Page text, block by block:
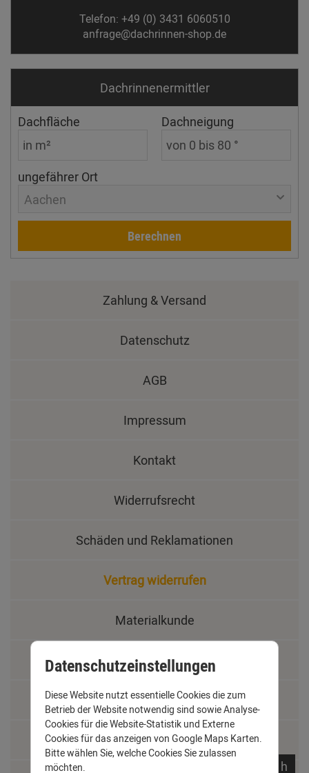
Telefon: +49 (0) 3431 6060510
anfrage@dachrinnen-shop.de
Dachrinnen­ermittler
Dachfläche Dachneigung
ungefährer Ort
Aachen
Berechnen
Zahlung & Versand
Datenschutz
AGB
Impressum
Kontakt
Widerrufsrecht
Schäden und Reklamationen
Vertrag widerrufen
Materialkunde
Fachbegriffe
Jobs
Montage und Installationshilfen
h
Datenschutzeinstellungen
Diese Website nutzt essentielle Cookies die zum
Betrieb der Website notwendig sind sowie Analyse-
Cookies für die Website-Statistik und Externe
Cookies für das anzeigen von Google Maps Karten.
Bitte wählen Sie, welche Cookies Sie zulassen
möchten.